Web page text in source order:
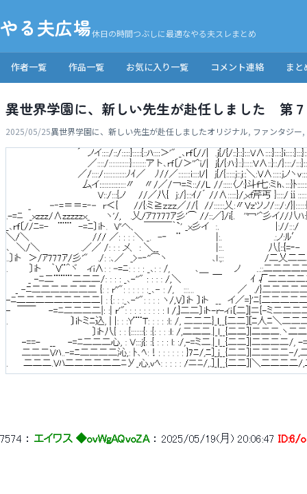
やる夫広場休日の時間つぶしに最適なやる夫スレまとめ
作者一覧 作品一覧 お気に入り一覧 コメント連絡 まと
異世界学園に、新しい先生が赴任しました 第
2025/05/25異世界学園に、新しい先生が赴任しましたオリジナル, ファンタジー,
7574 ： エイワス ◆ovWgAQvoZA ： 2025/05/19(月) 20:06:47 ID:6/